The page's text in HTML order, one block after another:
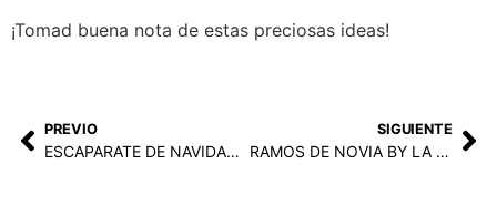
¡Tomad buena nota de estas preciosas ideas!
PREVIO
ESCAPARATE DE NAVIDAD DE LA FLORERIA
SIGUIENTE
RAMOS DE NOVIA BY LA FLORERIA